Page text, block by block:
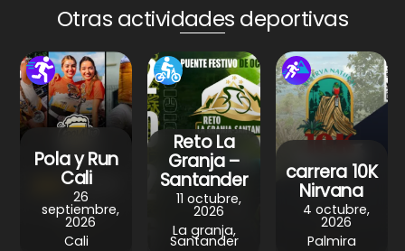
A
p
p
b
o
o
k
st a
m
Otras actividades deportivas
Pola y Run
Cali
26
septiembre,
2026
Cali
Reto La
Granja –
Santander
11 octubre,
2026
La granja,
Santander
carrera 10K
Nirvana
4 octubre,
2026
Palmira